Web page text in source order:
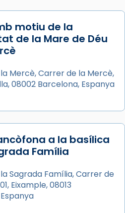
és juntament amb el
un dels que
prop Jesús.
Fets (12,2) fou el primer
a Jerusalem per
l'any 44).
fou un g
motiu de la
de la Mare de Déu
Mercè, Carrer de la Mercè,
08002 Barcelona, Espanya
a la basílica
Família
Sagrada Família, Carrer de
Eixample, 08013